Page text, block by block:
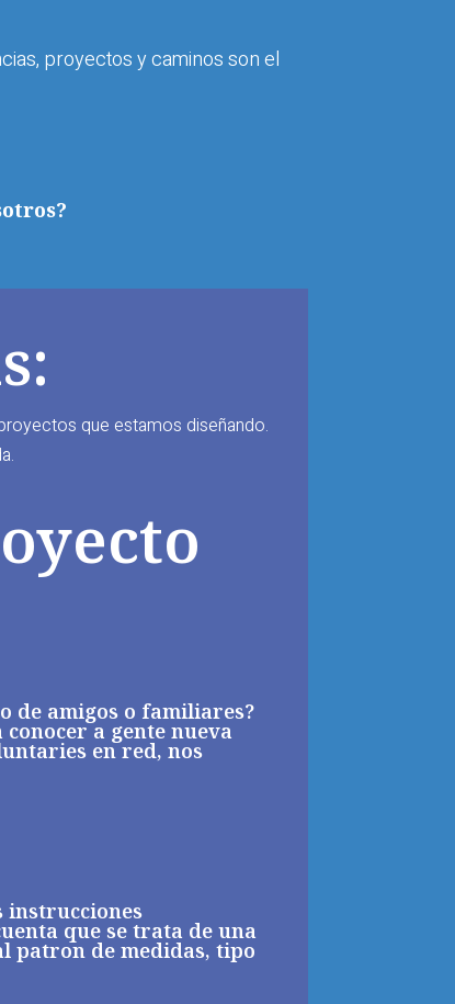
proyectos y caminos son el
que estamos diseñando.
de amigos o familiares?
a gente nueva
en red, nos
instrucciones
que se trata de una
patron de medidas, tipo